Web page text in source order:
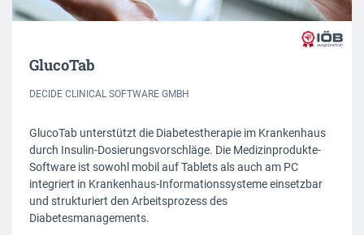
GlucoTab
DECIDE CLINICAL SOFTWARE GMBH
GlucoTab unterstützt die Diabetestherapie im Krankenhaus
durch Insulin-Dosierungsvorschläge. Die Medizinprodukte-
Software ist sowohl mobil auf Tablets als auch am PC
integriert in Krankenhaus-Informationssysteme einsetzbar
und strukturiert den Arbeitsprozess des
Diabetesmanagements.